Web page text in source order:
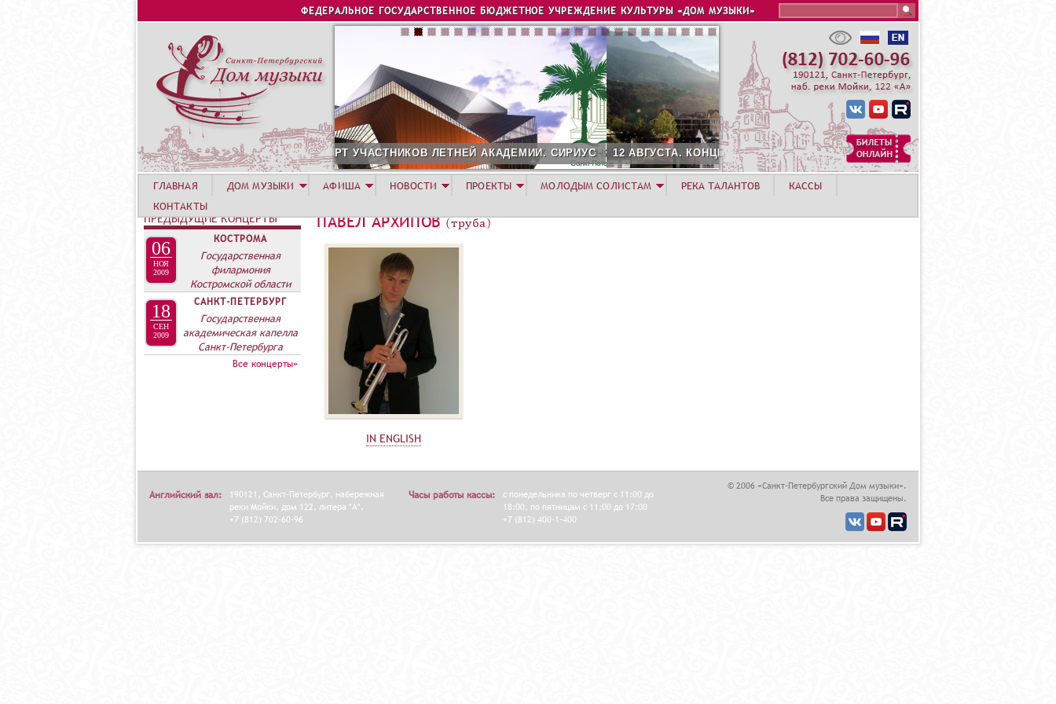
Jump to navigation
ФЕДЕРАЛЬНОЕ ГОСУДАРСТВЕННОЕ БЮДЖЕТНОЕ УЧРЕЖДЕНИЕ КУЛЬТУРЫ «ДОМ МУЗЫКИ»
6 АВГУСТА. КОНЦЕРТ УЧАСТНИКОВ ЛЕТНЕЙ АКАДЕМИИ. СИРИУС 12 АВГУСТА. КОНЦЕРТ ЛЕТНЕЙ АКАДЕМИИ. РОЗА ХУТОР
ПАВЕЛ АРХИПОВ(труба)
IN ENGLISH
ГЛАВНАЯ ДОМ МУЗЫКИ АФИША НОВОСТИ ПРОЕКТЫ МОЛОДЫМ СОЛИСТАМ РЕКА ТАЛАНТОВ
КАССЫ
КОНТАКТЫ
ПРЕДЫДУЩИЕ КОНЦЕРТЫ
06
НОЯ
2009
КОСТРОМА
Государственная
филармония
Костромской области
18
СЕН
2009
САНКТ-ПЕТЕРБУРГ
Государственная
академическая капелла
Санкт-Петербурга
Все концерты»
Английский зал:
190121, Санкт-Петербург, набережная
реки Мойки, дом 122, литера "А".
+7 (812) 702-60-96
Часы работы кассы:
с понедельника по четверг с 11:00 до
18:00, по пятницам с 11:00 до 17:00
+7 (812) 400-1-400
© 2006 «Санкт-Петербургский Дом музыки».
Все права защищены.